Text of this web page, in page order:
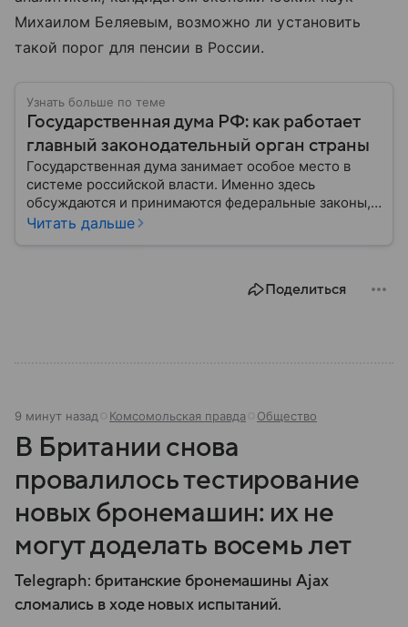
Михаилом Беляевым, возможно ли установить
такой порог для пенсии в России.
Узнать больше по теме
Государственная дума РФ: как работает
главный законодательный орган страны
Государственная дума занимает особое место в
системе российской власти. Именно здесь
обсуждаются и принимаются федеральные законы,
определяющие развитие государства, экономики и
Разбираемся, как устроена Госдума, какие
Читать дальше
Поделиться
9 минут назад Комсомольская правда Общество
В Британии снова
провалилось тестирование
новых бронемашин: их не
могут доделать восемь лет
Telegraph: британские бронемашины Ajax
сломались в ходе новых испытаний.